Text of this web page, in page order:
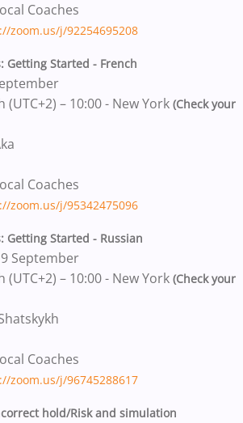
Coaches
zoom.us/j/92254695208
Getting Started - French
(UTC+2) – 10:00 - New York (Check your
Coaches
zoom.us/j/95342475096
Getting Started - Russian
September
(UTC+2) – 10:00 - New York (Check your
Coaches
zoom.us/j/96745288617
hold/Risk and simulation